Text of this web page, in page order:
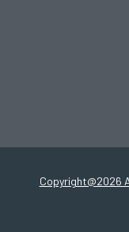
Copyright@2026